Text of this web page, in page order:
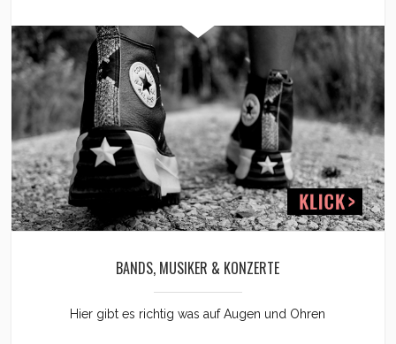
BANDS, MUSIKER & KONZERTE
Hier gibt es richtig was auf Augen und Ohren